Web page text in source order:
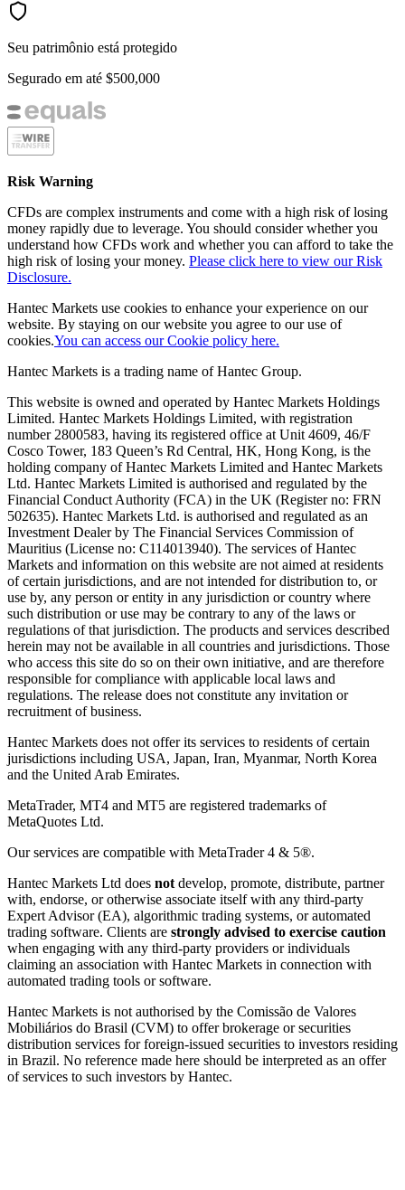
Seu patrimônio está protegido
Segurado em até $500,000
Risk Warning
CFDs are complex instruments and come with a high risk of losing
money rapidly due to leverage. You should consider whether you
understand how CFDs work and whether you can afford to take the
high risk of losing your money. Please click here to view our Risk
Disclosure.
Hantec Markets use cookies to enhance your experience on our
website. By staying on our website you agree to our use of
cookies.You can access our Cookie policy here.
Hantec Markets is a trading name of Hantec Group.
This website is owned and operated by Hantec Markets Holdings
Limited. Hantec Markets Holdings Limited, with registration
number 2800583, having its registered office at Unit 4609, 46/F
Cosco Tower, 183 Queen’s Rd Central, HK, Hong Kong, is the
holding company of Hantec Markets Limited and Hantec Markets
Ltd. Hantec Markets Limited is authorised and regulated by the
Financial Conduct Authority (FCA) in the UK (Register no: FRN
502635). Hantec Markets Ltd. is authorised and regulated as an
Investment Dealer by The Financial Services Commission of
Mauritius (License no: C114013940). The services of Hantec
Markets and information on this website are not aimed at residents
of certain jurisdictions, and are not intended for distribution to, or
use by, any person or entity in any jurisdiction or country where
such distribution or use may be contrary to any of the laws or
regulations of that jurisdiction. The products and services described
herein may not be available in all countries and jurisdictions. Those
who access this site do so on their own initiative, and are therefore
responsible for compliance with applicable local laws and
regulations. The release does not constitute any invitation or
recruitment of business.
Hantec Markets does not offer its services to residents of certain
jurisdictions including USA, Japan, Iran, Myanmar, North Korea
and the United Arab Emirates.
MetaTrader, MT4 and MT5 are registered trademarks of
MetaQuotes Ltd.
Our services are compatible with MetaTrader 4 & 5®.
Hantec Markets Ltd does not develop, promote, distribute, partner
with, endorse, or otherwise associate itself with any third-party
Expert Advisor (EA), algorithmic trading systems, or automated
trading software. Clients are strongly advised to exercise caution
when engaging with any third-party providers or individuals
claiming an association with Hantec Markets in connection with
automated trading tools or software.
Hantec Markets is not authorised by the Comissão de Valores
Mobiliários do Brasil (CVM) to offer brokerage or securities
distribution services for foreign-issued securities to investors residing
in Brazil. No reference made here should be interpreted as an offer
of services to such investors by Hantec.